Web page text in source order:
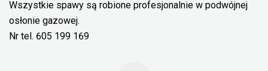
Wszystkie spawy są robione profesjonalnie w podwójnej
osłonie gazowej.
Nr tel. 605 199 169